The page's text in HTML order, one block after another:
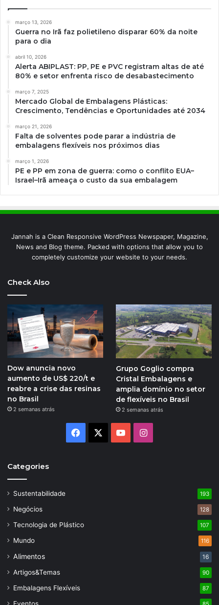
março 13, 2026
Guerra no Irã faz polietileno disparar 60% da noite
para o dia
abril 10, 2026
Alerta ABIPLAST: PP, PE e PVC registram altas de até
80% e setor enfrenta risco de desabastecimento
março 7, 2025
Mercado Global de Embalagens Plásticas:
Crescimento, Tendências e Oportunidades até 2034
março 21, 2026
Falta de solventes pode parar a indústria de
embalagens flexíveis nos próximos dias
março 1, 2026
PE e PP em zona de guerra: como o conflito EUA–
Israel–Irã ameaça o custo da sua embalagem
Jannah is a Clean Responsive WordPress Newspaper, Magazine,
News and Blog theme. Packed with options that allow you to
completely customize your website to your needs.
Check Also
Dow anuncia novo
aumento de US$ 220/t e
reabre a crise das resinas
no Brasil
2 semanas atrás
Grupo Goglio compra
Cristal Embalagens e
amplia domínio no setor
de flexíveis no Brasil
2 semanas atrás
Facebook YouTubeInstagram
Categories
Sustentabilidade 193
Negócios 128
Tecnologia de Plástico 107
Mundo 116
Alimentos 16
Artigos&Temas 90
Embalagens Flexíveis 87
Eventos